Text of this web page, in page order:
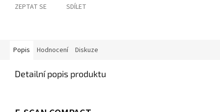
ZEPTAT SE SDÍLET
Popis Hodnocení Diskuze
Detailní popis produktu